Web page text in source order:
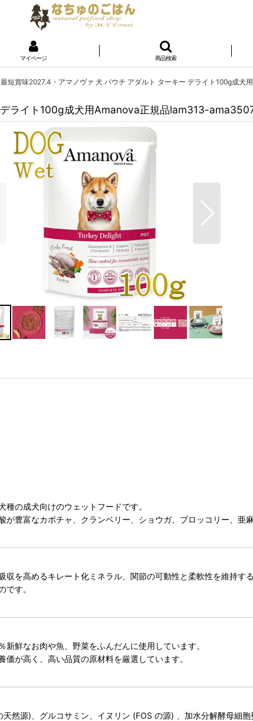
マイページ 商品検索
最短賞味2027.4・アマノヴァ 犬 パウチ アダルト ターキー デライト100g成
ライト100g成犬用Amanova正規品lam313-
の成犬向けのウェットフードです。
豊富なカボチャ、クランベリー、ショウガ、ブロッコリー、亜麻
を高めるキレート化ミネラル、関節の可動性と柔軟性を維持す
す。
鮮なお肉や魚、野菜をふんだんに使用しています。
が高く、高い品質の原材料を厳選しています。
然源)、グルコサミン、イヌリン (FOS の源) 、加水分解酵母細